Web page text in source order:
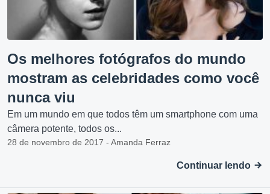
Os melhores fotógrafos do mundo
mostram as celebridades como você
nunca viu
Em um mundo em que todos têm um smartphone com uma
câmera potente, todos os...
28 de novembro de 2017 - Amanda Ferraz
Continuar lendo